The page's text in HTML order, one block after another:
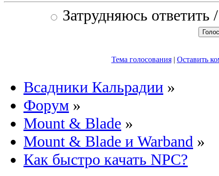
Затрудняюсь
Тема голосования| Оставить
Всадники Кальрадии »
Форум »
Mount & Blade »
Mount & Blade и Warband »
Как быстро качать NPC?